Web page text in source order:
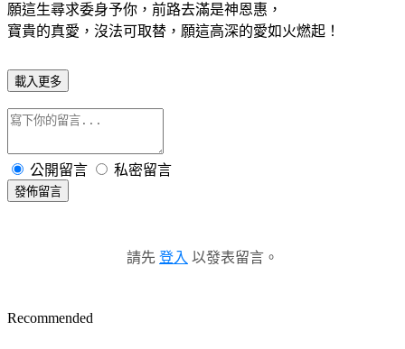
願這生尋求委身予你，前路去滿是神恩惠，
寶貴的真愛，沒法可取替，願這高深的愛如火燃起！
載入更多
公開留言 私密留言
發佈留言
請先 登入 以發表留言。
Recommended